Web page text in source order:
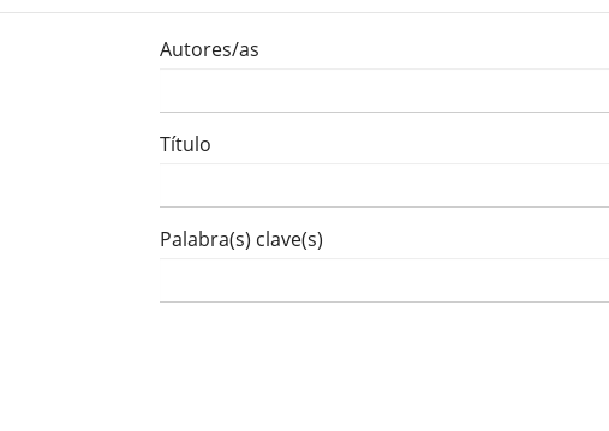
Autores/as
Título
Palabra(s) clave(s)